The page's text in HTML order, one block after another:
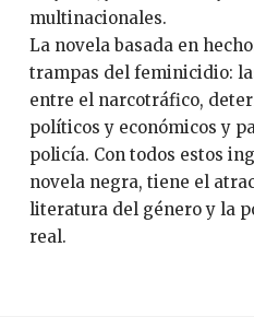
multinacionales.
La novela basada en
trampas del feminicidio:
entre el narcotráfico,
políticos y económicos y
policía. Con todos estos
novela negra, tiene el
literatura del género y la
real.